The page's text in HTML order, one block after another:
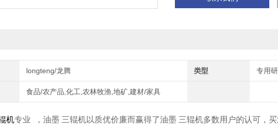
longteng/龙腾 类型 专用
食品/农产品,化工,农林牧渔,地矿,建材/家具
机专业 ，油墨 三辊机以质优价廉而赢得了油墨 三辊机多数用户的认可，